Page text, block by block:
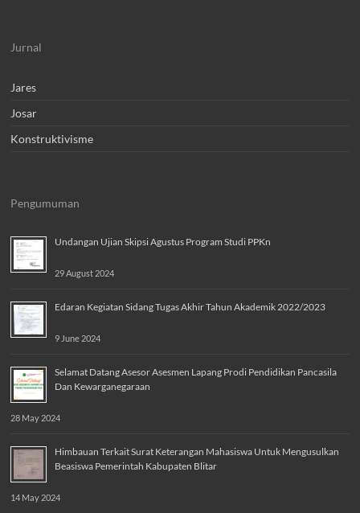
Jurnal
Jares
Josar
Konstruktivisme
Pengumuman
Undangan Ujian Skipsi Agustus Program Studi PPKn
29 August 2024
Edaran Kegiatan Sidang Tugas Akhir Tahun Akademik 2022/2023
9 June 2024
Selamat Datang Asesor Asesmen Lapang Prodi Pendidikan Pancasila
Dan Kewarganegaraan
28 May 2024
Himbauan Terkait Surat Keterangan Mahasiswa Untuk Mengusulkan
Beasiswa Pemerintah Kabupaten Blitar
14 May 2024